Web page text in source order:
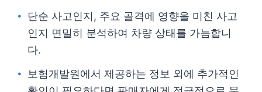
단순 사고인지, 주요 골격에 영향을 미친 사고
인지 면밀히 분석하여 차량 상태를 가늠합니
다.
보험개발원에서 제공하는 정보 외에 추가적인